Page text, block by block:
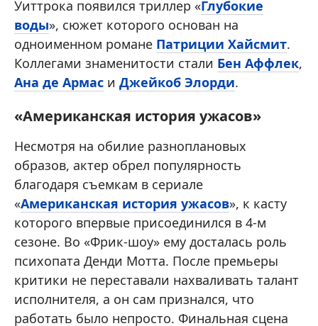
Уиттрока появился триллер «Глубокие
воды», сюжет которого основан на
одноименном романе Патриции Хайсмит.
Коллегами знаменитости стали Бен Аффлек,
Ана де Армас и Джейкоб Элорди.
«Американская история ужасов»
Несмотря на обилие разноплановых
образов, актер обрел популярность
благодаря съемкам в сериале
«Американская история ужасов», к касту
которого впервые присоединился в 4-м
сезоне. Во «Фрик-шоу» ему досталась роль
психопата Денди Мотта. После премьеры
критики не переставали нахваливать талант
исполнителя, а он сам признался, что
работать было непросто. Финальная сцена